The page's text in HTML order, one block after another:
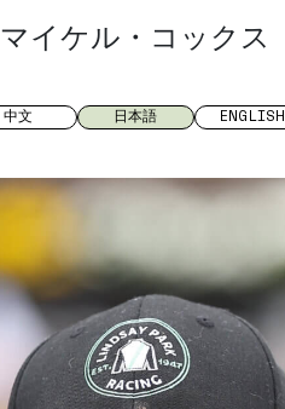
マイケル・コックス
中文 日本語 ENGLISH